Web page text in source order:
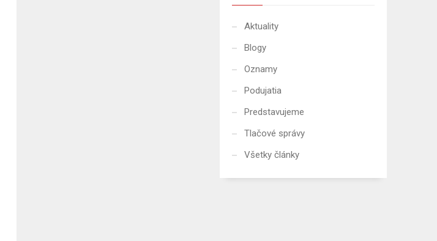
Aktuality
Blogy
Oznamy
Podujatia
Predstavujeme
Tlačové správy
Všetky články